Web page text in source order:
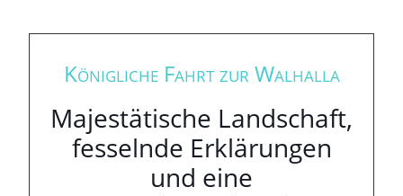
Königliche Fahrt zur Walhalla
Majestätische Landschaft,
fesselnde Erklärungen
und eine